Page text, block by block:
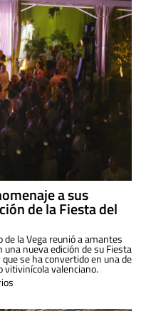
a sus
de la Fiesta del
de la Vega reunió a amantes
nueva edición de su Fiesta
se ha convertido en una de
vitivinícola valenciano.